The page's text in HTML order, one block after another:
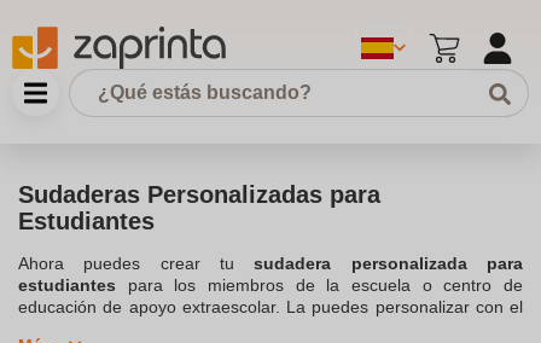
Sudaderas Personalizadas para
Estudiantes
Ahora puedes crear tusudadera personalizada para
estudiantes para los miembros de la escuela o centro de
educación de apoyo extraescolar. La puedes personalizar con el